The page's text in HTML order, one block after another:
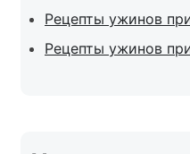
Рецепты ужинов
Рецепты ужинов